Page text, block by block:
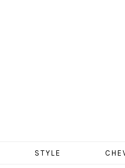
STYLE